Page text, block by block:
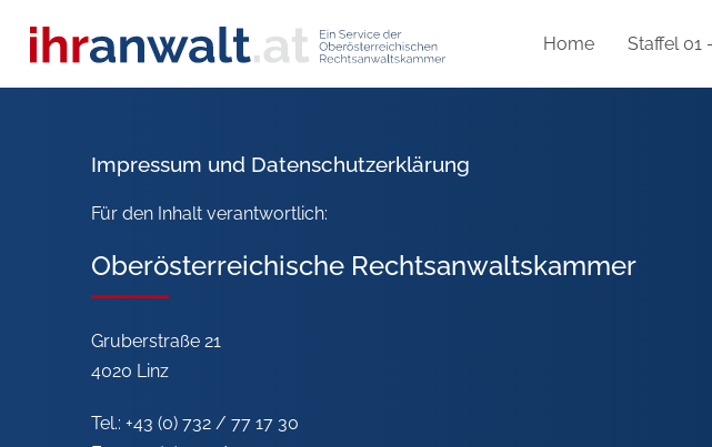
Home Staffel 01
Impressum und Datenschutzerklärung
Für den Inhalt verantwortlich:
Oberösterreichische Rechtsanwaltskammer
Gruberstraße 21
4020 Linz
Tel.: +43 (0) 732 / 77 17 30